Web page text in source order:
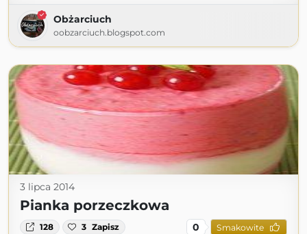
Obżarciuch
oobzarciuch.blogspot.com
3 lipca 2014
Pianka porzeczkowa
128 3 Zapisz 0 Smakowite